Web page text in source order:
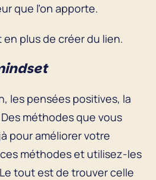
que l’on apporte.
plus de créer du lien.
les pensées positives, la
méthodes que vous
pour améliorer votre
méthodes et utilisez-les
tout est de trouver celle